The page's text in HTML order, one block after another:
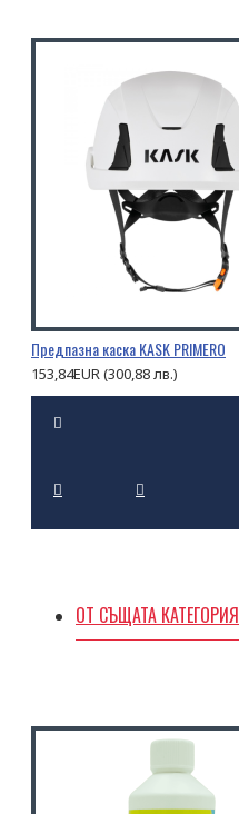
Предпазна каска KASK PRIMERO
153,84EUR (300,88 лв.)
ОТ СЪЩАТА КАТЕГОРИЯ